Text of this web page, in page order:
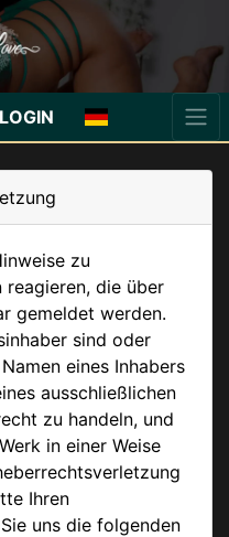
LOGIN
zu
die über
gemeldet werden.
sind oder
eines Inhabers
ausschließlichen
zu handeln, und
in einer Weise
Ihren
uns die folgenden